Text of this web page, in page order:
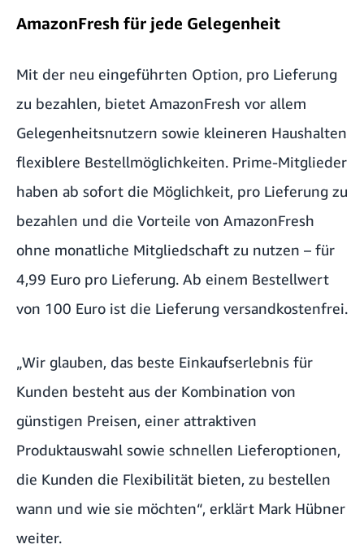
AmazonFresh für jede Gelegenheit
Mit der neu eingeführten Option, pro Lieferung
zu bezahlen, bietet AmazonFresh vor allem
Gelegenheitsnutzern sowie kleineren Haushalten
flexiblere Bestellmöglichkeiten. Prime-Mitglieder
haben ab sofort die Möglichkeit, pro Lieferung zu
bezahlen und die Vorteile von AmazonFresh
ohne monatliche Mitgliedschaft zu nutzen – für
4,99 Euro pro Lieferung. Ab einem Bestellwert
von 100 Euro ist die Lieferung versandkostenfrei.
„Wir glauben, das beste Einkaufserlebnis für
Kunden besteht aus der Kombination von
günstigen Preisen, einer attraktiven
Produktauswahl sowie schnellen Lieferoptionen,
die Kunden die Flexibilität bieten, zu bestellen
wann und wie sie möchten“, erklärt Mark Hübner
weiter.